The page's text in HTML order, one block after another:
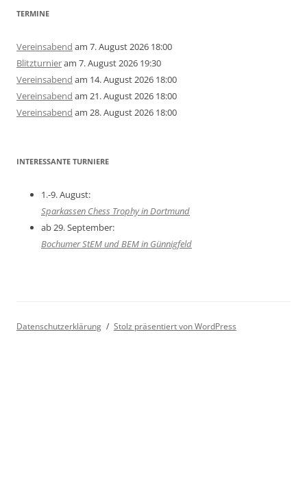
TERMINE
Vereinsabend am 7. August 2026 18:00
Blitzturnieram 7. August 2026 19:30
Vereinsabend am 14. August 2026 18:00
Vereinsabend am 21. August 2026 18:00
Vereinsabend am 28. August 2026 18:00
INTERESSANTE TURNIERE
1.-9. August:
Sparkassen Chess Trophy in Dortmund
ab 29. September:
Bochumer StEM und BEM in Günnigfeld
Datenschutzerklärung Stolz präsentiert von WordPress